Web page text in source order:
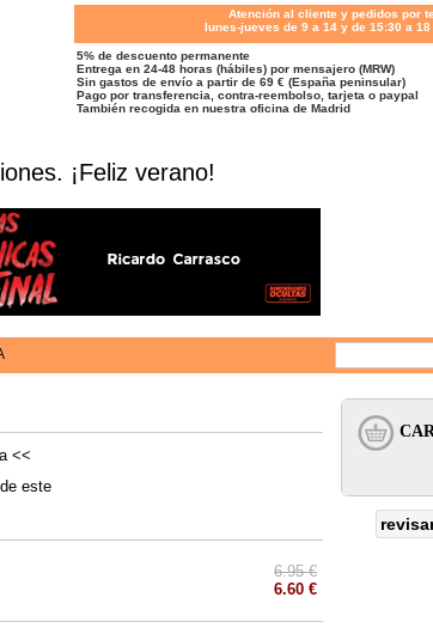
Atención al cliente y pedidos por
lunes-jueves de 9 a 14 y de 15:30 a
5% de descuento permanente
Entrega en 24-48 horas (hábiles) por mensajero (MRW)
Sin gastos de envío a partir de 69 € (España peninsular)
Pago por transferencia, contra-reembolso, tarjeta o paypal
También recogida en nuestra oficina de Madrid
¡Feliz verano!
<<
este
6.95 €
6.60 €